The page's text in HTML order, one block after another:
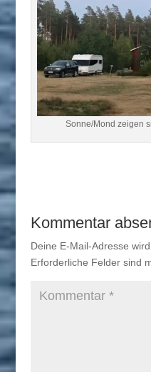
Sonne/Mond zeigen
Kommentar
Deine E-Mail-Adresse
Erforderliche Felder sind